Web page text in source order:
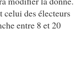
celui des électeurs
entre 8 et 20